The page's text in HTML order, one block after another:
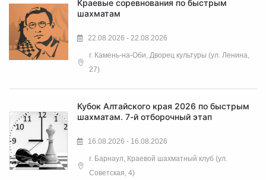
Краевые соревнования по быстрым
шахматам
22.08.2026 - 22.08.2026
г. Камень-на-Оби, Дворец культуры (ул. Ленина,
27)
Кубок Алтайского края 2026 по быстрым
шахматам. 7-й отборочный этап
16.08.2026 - 16.08.2026
г. Барнаул, Краевой шахматный клуб (ул.
Советская, 4)